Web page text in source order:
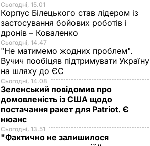
Сьогодні, 15.01
Корпус Білецького став лідером із
застосування бойових роботів і
дронів – Коваленко
Сьогодні, 14.47
"Не матимемо жодних проблем".
Вучич пообіцяв підтримувати Україну
на шляху до ЄС
Сьогодні, 14.08
Зеленський повідомив про
домовленість із США щодо
постачання ракет для Patriot. Є
нюанс
Сьогодні, 13.51
"Фактично не залишилося